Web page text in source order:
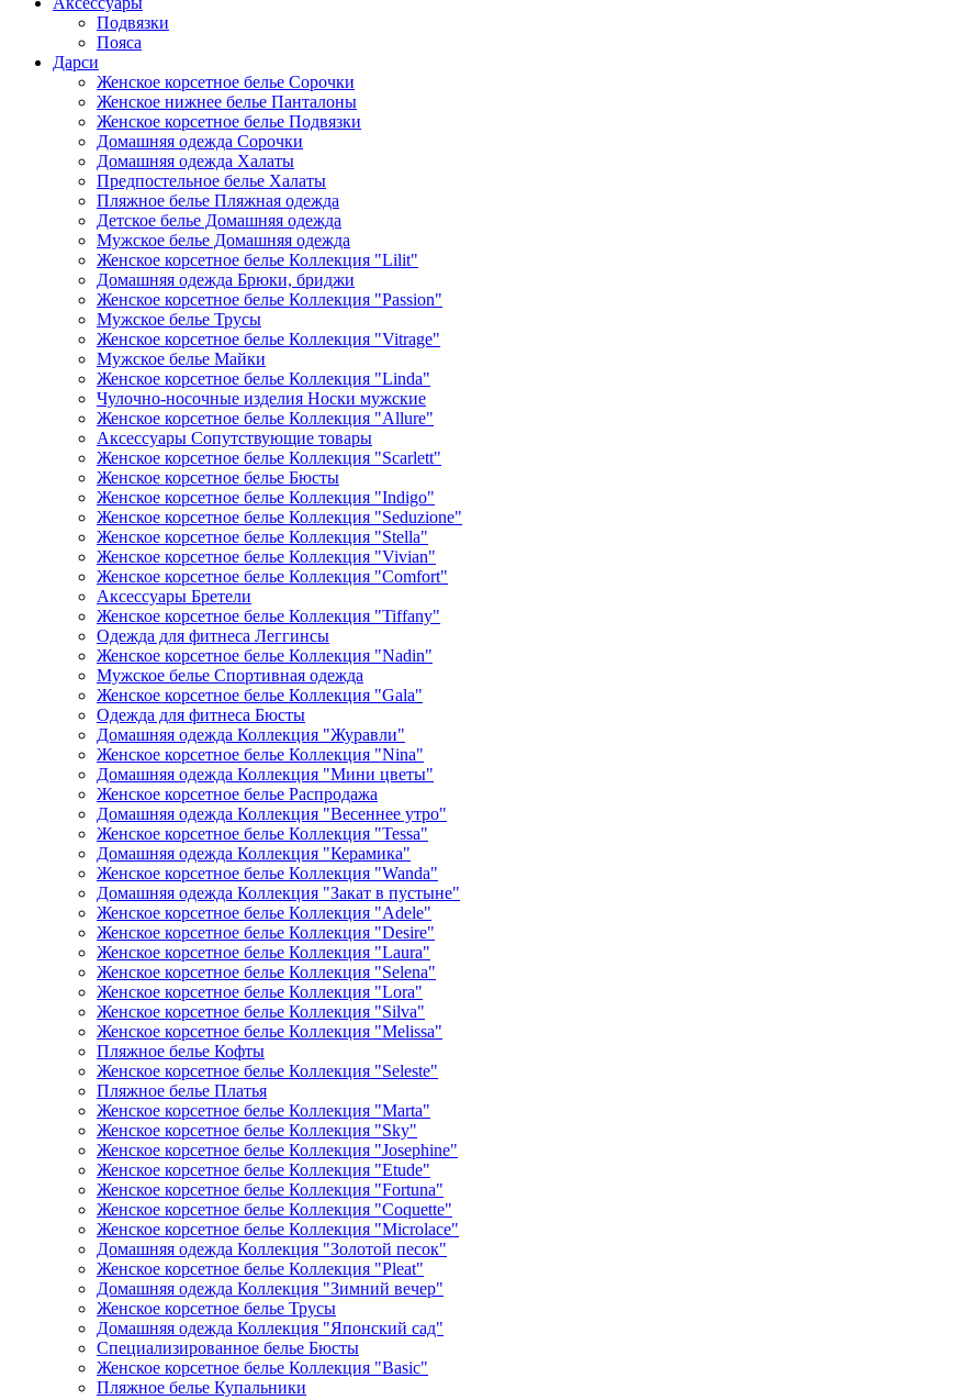
Подвязки
Пояса
Дарси
Женское корсетное белье Сорочки
Женское нижнее белье Панталоны
Женское корсетное белье Подвязки
Домашняя одежда Сорочки
Домашняя одежда Халаты
Предпостельное белье Халаты
Пляжное белье Пляжная одежда
Детское белье Домашняя одежда
Мужское белье Домашняя одежда
Женское корсетное белье Коллекция "Lilit"
Домашняя одежда Брюки, бриджи
Женское корсетное белье Коллекция "Passion"
Мужское белье Трусы
Женское корсетное белье Коллекция "Vitrage"
Мужское белье Майки
Женское корсетное белье Коллекция "Linda"
Чулочно-носочные изделия Носки мужские
Женское корсетное белье Коллекция "Allure"
Аксессуары Сопутствующие товары
Женское корсетное белье Коллекция "Scarlett"
Женское корсетное белье Бюсты
Женское корсетное белье Коллекция "Indigo"
Женское корсетное белье Коллекция "Seduzione"
Женское корсетное белье Коллекция "Stella"
Женское корсетное белье Коллекция "Vivian"
Женское корсетное белье Коллекция "Comfort"
Аксессуары Бретели
Женское корсетное белье Коллекция "Tiffany"
Одежда для фитнеса Леггинсы
Женское корсетное белье Коллекция "Nadin"
Мужское белье Спортивная одежда
Женское корсетное белье Коллекция "Gala"
Одежда для фитнеса Бюсты
Домашняя одежда Коллекция "Журавли"
Женское корсетное белье Коллекция "Nina"
Домашняя одежда Коллекция "Мини цветы"
Женское корсетное белье Распродажа
Домашняя одежда Коллекция "Весеннее утро"
Женское корсетное белье Коллекция "Tessa"
Домашняя одежда Коллекция "Керамика"
Женское корсетное белье Коллекция "Wanda"
Домашняя одежда Коллекция "Закат в пустыне"
Женское корсетное белье Коллекция "Adele"
Женское корсетное белье Коллекция "Desire"
Женское корсетное белье Коллекция "Laura"
Женское корсетное белье Коллекция "Selena"
Женское корсетное белье Коллекция "Lora"
Женское корсетное белье Коллекция "Silva"
Женское корсетное белье Коллекция "Melissa"
Пляжное белье Кофты
Женское корсетное белье Коллекция "Seleste"
Пляжное белье Платья
Женское корсетное белье Коллекция "Marta"
Женское корсетное белье Коллекция "Sky"
Женское корсетное белье Коллекция "Josephine"
Женское корсетное белье Коллекция "Etude"
Женское корсетное белье Коллекция "Fortuna"
Женское корсетное белье Коллекция "Coquette"
Женское корсетное белье Коллекция "Microlace"
Домашняя одежда Коллекция "Золотой песок"
Женское корсетное белье Коллекция "Pleat"
Домашняя одежда Коллекция "Зимний вечер"
Женское корсетное белье Трусы
Домашняя одежда Коллекция "Японский сад"
Специализированное белье Бюсты
Женское корсетное белье Коллекция "Basic"
Пляжное белье Купальники